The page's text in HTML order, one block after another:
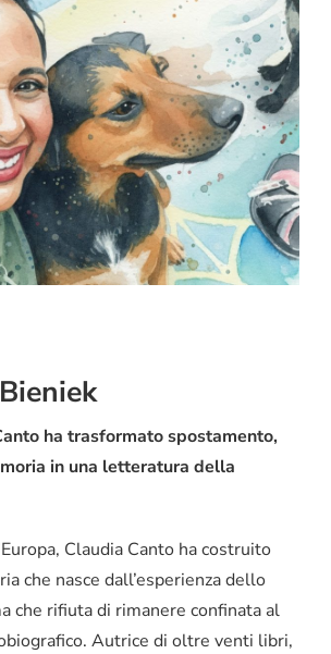
ha trasformato spostamento,
in una letteratura della
Claudia Canto ha costruito
che nasce dall’esperienza dello
che rifiuta di rimanere confinata al
Autrice di oltre venti libri,